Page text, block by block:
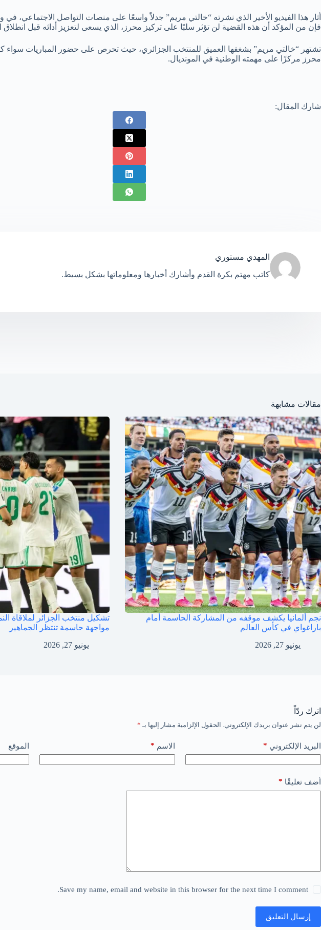
أثار هذا الفيديو الأخير الذي نشرته “خالتي مريم” جدلاً واسعًا على منصات التواصل الاجتماعي،
فإن من المؤكد أن هذه القضية لن تؤثر سلبًا على تركيز محرز، الذي يسعى لتعزيز أدائه قبل انطلاق
تشتهر “خالتي مريم” بشغفها العميق للمنتخب الجزائري، حيث تحرص على حضور المباريات سواء
محرز مركزًا على مهمته الوطنية في المونديال.
شارك المقال:
المهدي مستوري
كاتب مهتم بكرة القدم وأشارك أخبارها ومعلوماتها بشكل بسيط.
مقالات مشابهة
نجم ألمانيا يكشف موقفه من المشاركة الحاسمة أمام
باراغواي في كأس العالم
يونيو 27, 2026
مواجهة حاسمة تنتظر الجماهير
يونيو 27, 2026
اترك ردّاً
لن يتم نشر عنوان بريدك الإلكتروني. الحقول الإلزامية مشار إليها بـ *
البريد الإلكتروني * الاسم * الموقع
أضف تعليقًا *
Save my name, email and website in this browser for the next time I comment.
إرسال التعليق